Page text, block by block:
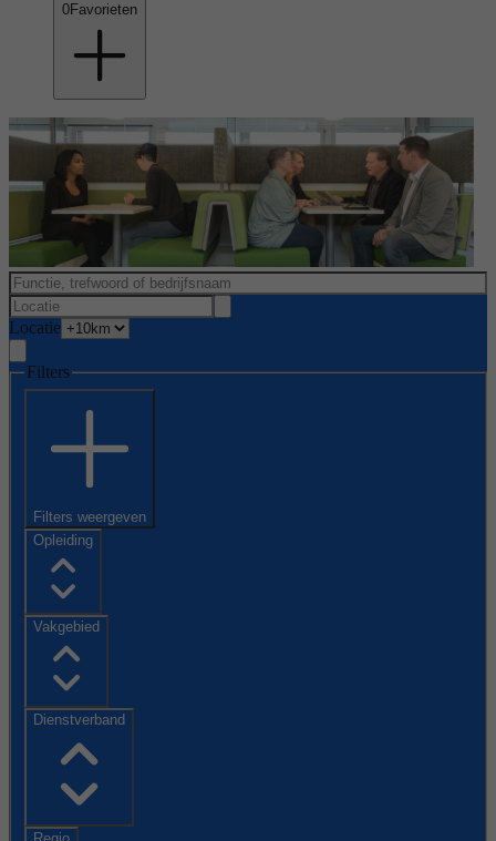
0Favorieten
Locatie
Filters
Filters weergeven
Opleiding
Vakgebied
Dienstverband